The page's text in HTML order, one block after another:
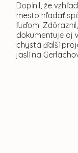
Doplnil, že
mesto hľadať
ľuďom.
dokumentuje aj
chystá ďalší
jaslí na